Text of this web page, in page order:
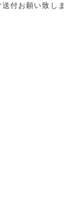
付お願い致しま